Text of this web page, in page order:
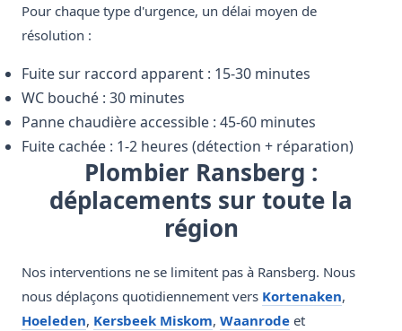
Pour chaque type d'urgence, un délai moyen de
résolution :
Fuite sur raccord apparent : 15-30 minutes
WC bouché : 30 minutes
Panne chaudière accessible : 45-60 minutes
Fuite cachée : 1-2 heures (détection + réparation)
Plombier Ransberg :
déplacements sur toute la
région
Nos interventions ne se limitent pas à Ransberg. Nous
nous déplaçons quotidiennement vers Kortenaken,
Hoeleden, Kersbeek Miskom, Waanrode et